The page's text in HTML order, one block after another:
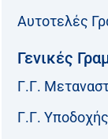
Αυτοτελές
Γενικές
Γ.Γ.
Γ.Γ.